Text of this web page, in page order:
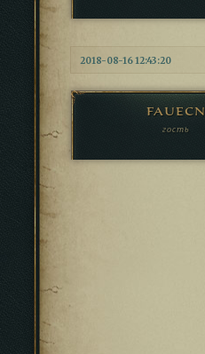
2018-08-16 12:43:20
fauecn
гость